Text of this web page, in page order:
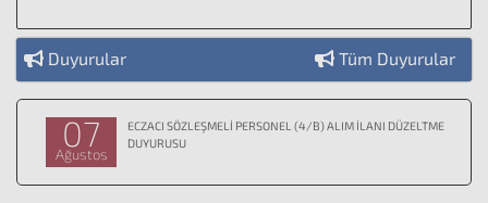
Duyurular Tüm Duyurular
07
Ağustos
ECZACI SÖZLEŞMELİ PERSONEL (4/B) ALIM İLANI DÜZELTME
DUYURUSU